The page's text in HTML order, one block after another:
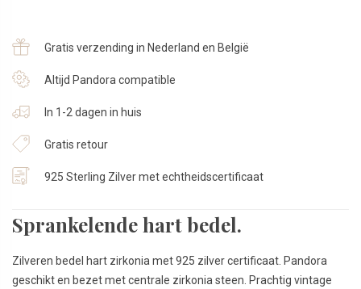
Gratis verzending in Nederland en België
Altijd Pandora compatible
In 1-2 dagen in huis
Gratis retour
925 Sterling Zilver met echtheidscertificaat
Sprankelende hart bedel.
Zilveren bedel hart zirkonia met 925 zilver certificaat. Pandora
geschikt en bezet met centrale zirkonia steen. Prachtig vintage